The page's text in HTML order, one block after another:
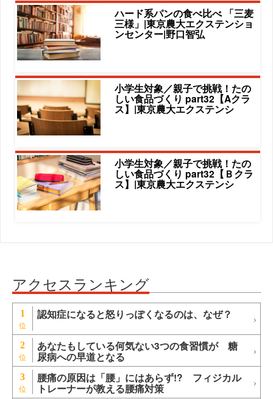
ハード系パンの食べ比べ 「三麦
三様」|東京農大エクステンショ
ンセンター|野口智弘
小学生対象／親子で挑戦！たの
しい食品づくり part32【Aクラ
ス】|東京農大エクステンシ
小学生対象／親子で挑戦！たの
しい食品づくり part32【Ｂクラ
ス】|東京農大エクステンシ
アクセスランキング
1 認知症になると怒りっぽくなるのは、なぜ？
2 あなたもしている何気ない3つの食習慣が 糖
尿病への早道となる
3 腰痛の原因は「腰」にはあらず!? フィジカル
トレーナーが教える腰痛対策